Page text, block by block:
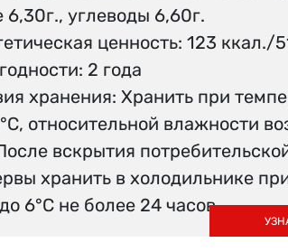
6,30г., углеводы 6,60г.
ценность: 123 ккал./
2 года
хранения: Хранить при
относительной влажности
вскрытия
хранить в холодильнике
6°С не более 24 часов.